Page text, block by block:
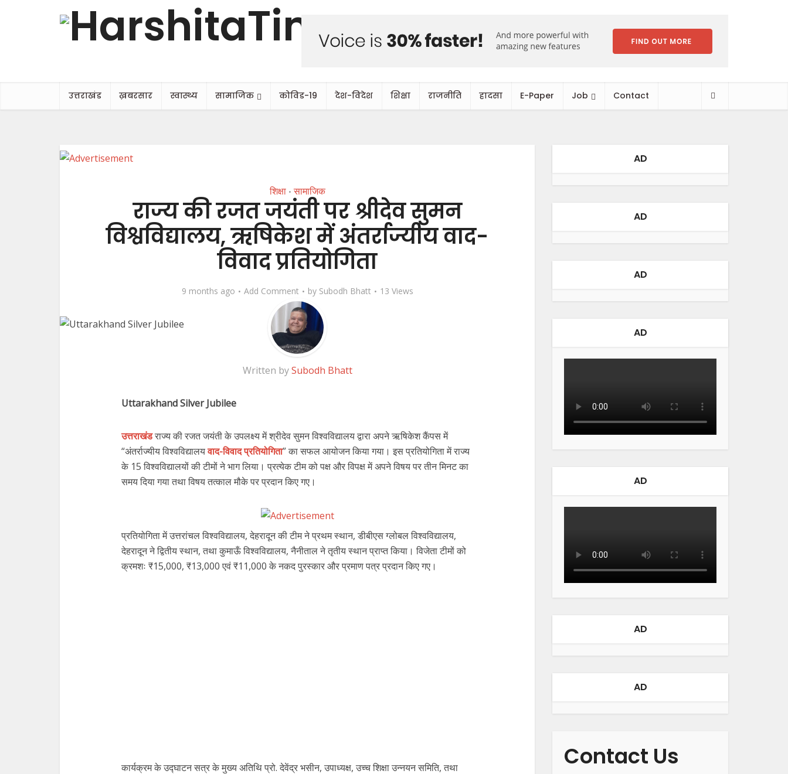
उत्तराखंड ख़बरसार स्वास्थ्य सामाजिक कोविड-19 देश-विदेश शिक्षा राजनीति हादसा E-Paper Job Contact
शिक्षा • सामाजिक
राज्य की रजत जयंती पर श्रीदेव सुमन
विश्वविद्यालय, ऋषिकेश में अंतर्राज्यीय वाद-
विवाद प्रतियोगिता
9 months ago Add Comment by Subodh Bhatt 13 Views
Written bySubodh Bhatt
Uttarakhand Silver Jubilee
उत्तराखंडराज्य की रजत जयंती के उपलक्ष्य में श्रीदेव सुमन विश्वविद्यालय द्वारा अपने ऋषिकेश कैंपस में
“अंतर्राज्यीय विश्वविद्यालयवाद-विवाद प्रतियोगिता” का सफल आयोजन किया गया। इस प्रतियोगिता में राज्य
के 15 विश्वविद्यालयों की टीमों ने भाग लिया। प्रत्येक टीम को पक्ष और विपक्ष में अपने विषय पर तीन मिनट का
समय दिया गया तथा विषय तत्काल मौके पर प्रदान किए गए।
प्रतियोगिता में उत्तरांचल विश्वविद्यालय, देहरादून की टीम ने प्रथम स्थान, डीबीएस ग्लोबल विश्वविद्यालय,
देहरादून ने द्वितीय स्थान, तथा कुमाऊँ विश्वविद्यालय, नैनीताल ने तृतीय स्थान प्राप्त किया। विजेता टीमों को
क्रमशः ₹15,000, ₹13,000 एवं ₹11,000 के नकद पुरस्कार और प्रमाण पत्र प्रदान किए गए।
कार्यक्रम के उद्घाटन सत्र के मुख्य अतिथि प्रो. देवेंद्र भसीन, उपाध्यक्ष, उच्च शिक्षा उन्नयन समिति, तथा
AD
AD
AD
AD
AD
AD
AD
Contact Us